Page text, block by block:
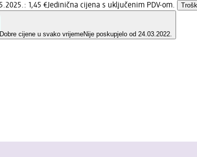
1,45 €Jedinična cijena s uključenim PDV-om.
Dobre cijene u svako vrijemeNije poskupjelo od 24.03.2022.